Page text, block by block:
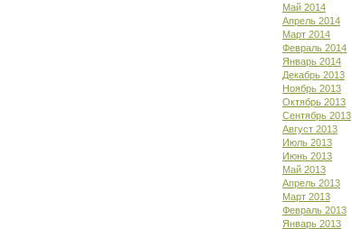
Май 2014
Апрель 2014
Март 2014
Февраль 2014
Январь 2014
Декабрь 2013
Ноябрь 2013
Октябрь 2013
Сентябрь 2013
Август 2013
Июль 2013
Июнь 2013
Май 2013
Апрель 2013
Март 2013
Февраль 2013
Январь 2013